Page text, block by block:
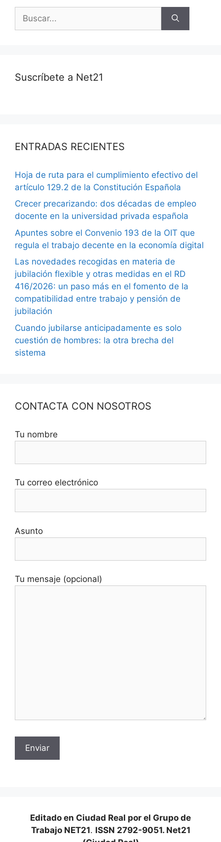
Suscríbete a Net21
ENTRADAS RECIENTES
Hoja de ruta para el cumplimiento efectivo del
artículo 129.2 de la Constitución Española
Crecer precarizando: dos décadas de empleo
docente en la universidad privada española
Apuntes sobre el Convenio 193 de la OIT que
regula el trabajo decente en la economía digital
Las novedades recogidas en materia de
jubilación flexible y otras medidas en el RD
416/2026: un paso más en el fomento de la
compatibilidad entre trabajo y pensión de
jubilación
Cuando jubilarse anticipadamente es solo
cuestión de hombres: la otra brecha del
sistema
CONTACTA CON NOSOTROS
Tu nombre
Tu correo electrónico
Asunto
Tu mensaje (opcional)
Editado en Ciudad Real por el Grupo de
Trabajo NET21. ISSN 2792-9051. Net21